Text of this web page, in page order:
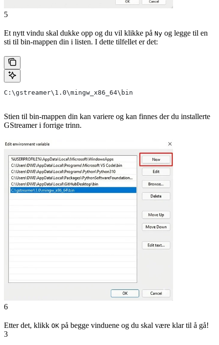
5
Et nytt vindu skal dukke opp og du vil klikke på Ny og legge til en
sti til bin-mappen din i listen. I dette tilfellet er det:
C:\gstreamer\1.0\mingw_x86_64\bin
Stien til bin-mappen din kan variere og kan finnes der du installerte
GStreamer i forrige trinn.
6
Etter det, klikk OK på begge vinduene og du skal være klar til å gå!
3